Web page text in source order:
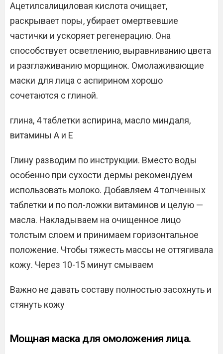
Ацетилсалициловая кислота очищает,
раскрывает поры, убирает омертвевшие
частички и ускоряет регенерацию. Она
способствует осветлению, выравниванию цвета
и разглаживанию морщинок. Омолаживающие
маски для лица с аспирином хорошо
сочетаются с глиной.
глина, 4 таблетки аспирина, масло миндаля,
витамины А и Е
Глину разводим по инструкции. Вместо воды
особенно при сухости дермы рекомендуем
использовать молоко. Добавляем 4 толченных
таблетки и по пол-ложки витаминов и целую —
масла. Накладываем на очищенное лицо
толстым слоем и принимаем горизонтальное
положение. Чтобы тяжесть массы не оттягивала
кожу. Через 10-15 минут смываем
Важно не давать составу полностью засохнуть и
стянуть кожу
Мощная маска для омоложения лица.